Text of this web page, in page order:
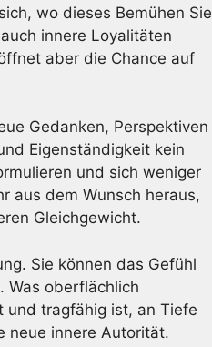
wo dieses Bemühen Sie
innere Loyalitäten
aber die Chance auf
Gedanken, Perspektiven
Eigenständigkeit kein
und sich weniger
aus dem Wunsch heraus,
Gleichgewicht.
Sie können das Gefühl
Was oberflächlich
und tragfähig ist, an Tiefe
neue innere Autorität.